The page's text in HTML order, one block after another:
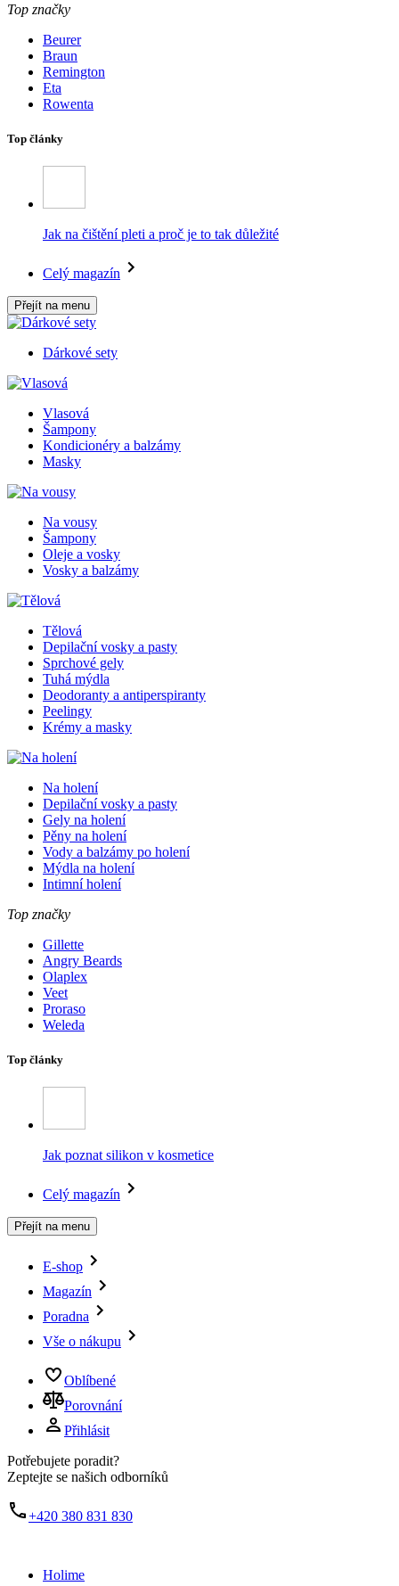
Top značky
Beurer
Braun
Remington
Eta
Rowenta
Top články
Jak na čištění pleti a proč je to tak důležité
Celý magazín
Přejít na menu
Dárkové sety
Vlasová
Šampony
Kondicionéry a balzámy
Masky
Na vousy
Šampony
Oleje a vosky
Vosky a balzámy
Tělová
Depilační vosky a pasty
Sprchové gely
Tuhá mýdla
Deodoranty a antiperspiranty
Peelingy
Krémy a masky
Na holení
Depilační vosky a pasty
Gely na holení
Pěny na holení
Vody a balzámy po holení
Mýdla na holení
Intimní holení
Top značky
Gillette
Angry Beards
Olaplex
Veet
Proraso
Weleda
Top články
Jak poznat silikon v kosmetice
Celý magazín
Přejít na menu
E-shop
Magazín
Poradna
Vše o nákupu
Oblíbené
Porovnání
Přihlásit
Potřebujete poradit?
Zeptejte se našich odborníků
+420 380 831 830
Holime